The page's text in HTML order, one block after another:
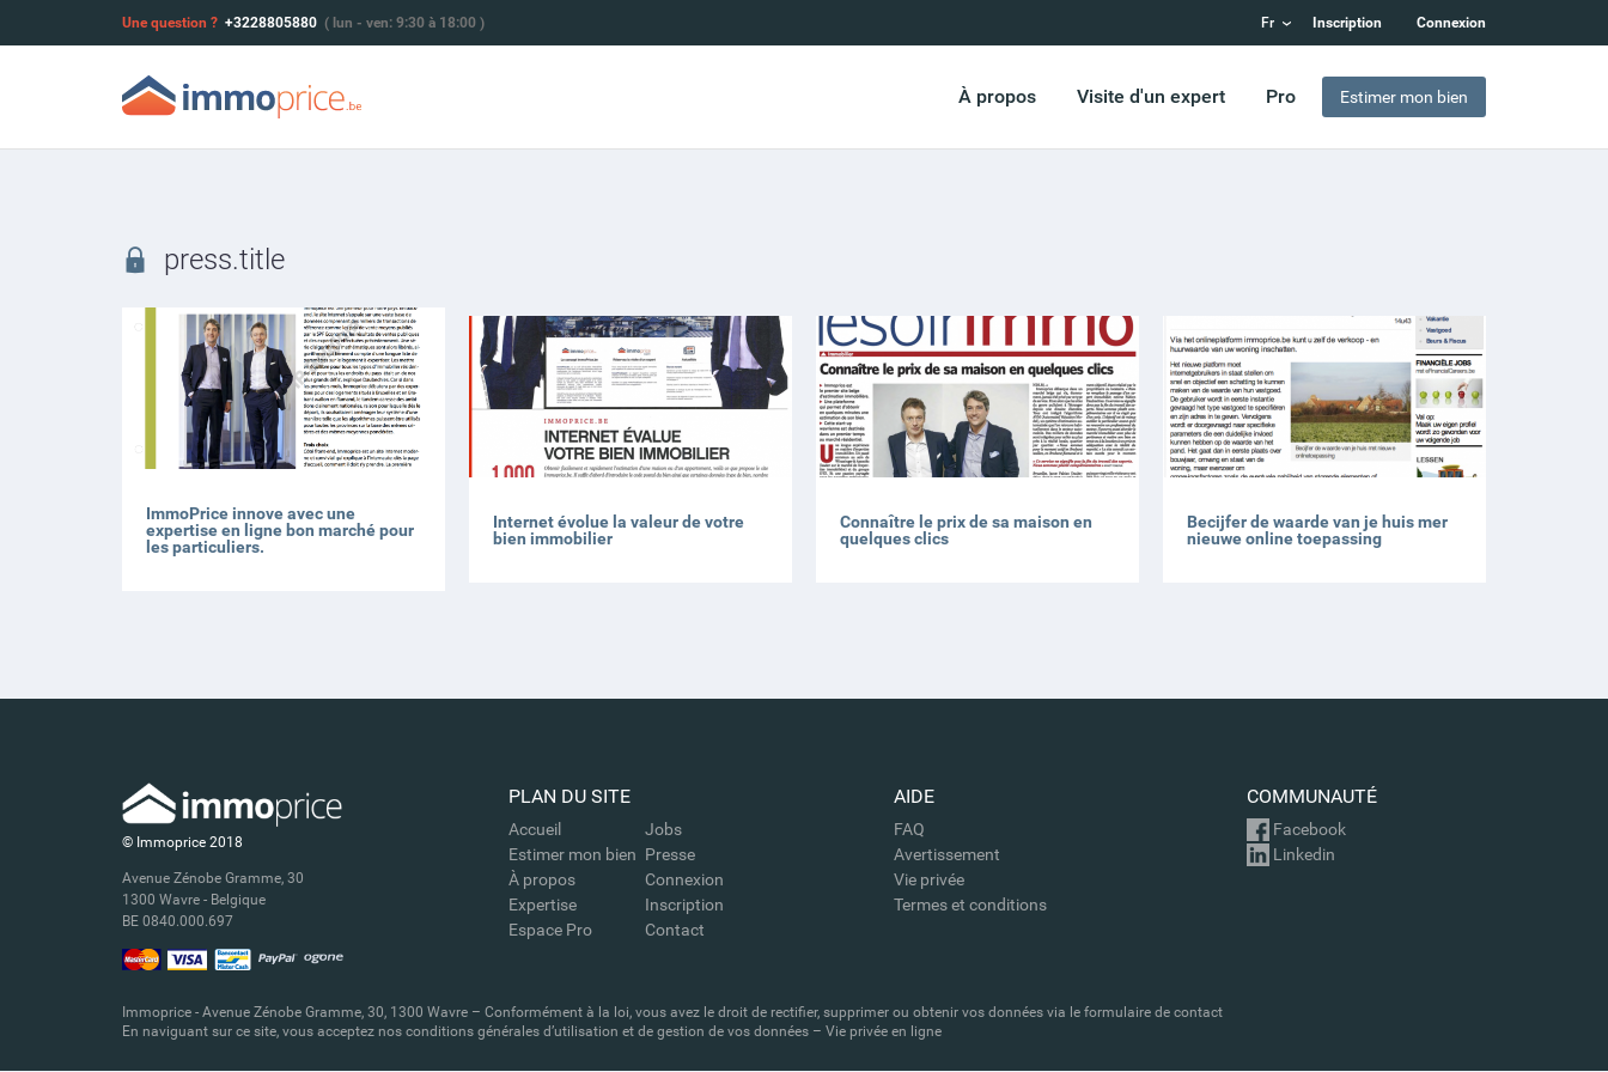
Une question ? +3228805880 ( lun - ven: 9:30 à 18:00 ) Inscription Connexion
À propos Visite d'un expert Pro Estimer mon bien
press.title
ImmoPrice innove avec une
expertise en ligne bon marché pour
les particuliers.
Internet évolue la valeur de votre
bien immobilier
Connaître le prix de sa maison en
quelques clics
Becijfer de waarde van je huis mer
nieuwe online toepassing
© Immoprice 2018
Avenue Zénobe Gramme, 30
1300 Wavre - Belgique
BE 0840.000.697
PLAN DU SITE
Accueil
Estimer mon bien
À propos
Expertise
Espace Pro
Jobs
Presse
Connexion
Inscription
Contact
AIDE
FAQ
Avertissement
Vie privée
Termes et conditions
COMMUNAUTÉ
Facebook
Linkedin
Immoprice - Avenue Zénobe Gramme, 30, 1300 Wavre – Conformément à la loi, vous avez le droit de rectifier, supprimer ou obtenir vos données via le formulaire de contact
En naviguant sur ce site, vous acceptez nos conditions générales d’utilisation et de gestion de vos données – Vie privée en ligne